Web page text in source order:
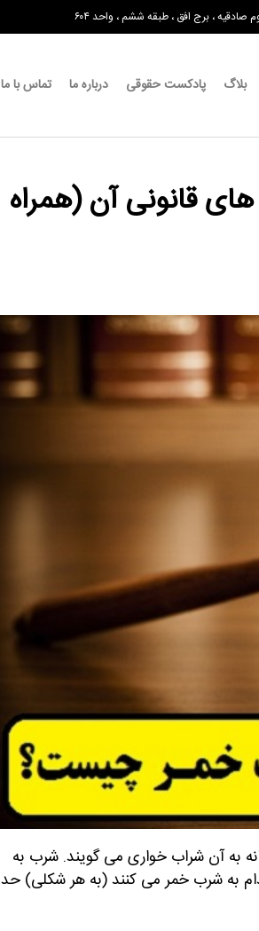
صادقیه ، برج افق ، طبقه ششم ، واحد ۶۰۴
بلاگ پادکست حقوقی درباره ما تماس با ما
قانونی آن (همراه
به آن شراب خواری می گویند. شرب به
به شرب خمر می کنند (به هر شکلی) حد